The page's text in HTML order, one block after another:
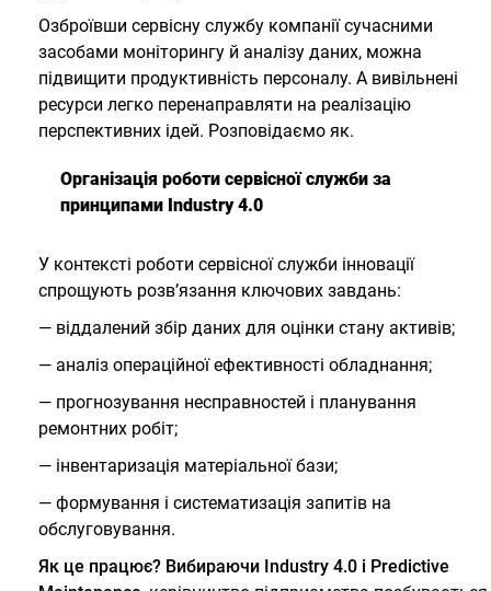
Озброївши сервісну службу компанії сучасними
засобами моніторингу й аналізу даних, можна
підвищити продуктивність персоналу. А вивільнені
ресурси легко перенаправляти на реалізацію
перспективних ідей. Розповідаємо як.
Організація роботи сервісної служби за
принципами Industry 4.0
У контексті роботи сервісної служби інновації
спрощують розв’язання ключових завдань:
— віддалений збір даних для оцінки стану активів;
— аналіз операційної ефективності обладнання;
— прогнозування несправностей і планування
ремонтних робіт;
— інвентаризація матеріальної бази;
— формування і систематизація запитів на
обслуговування.
Як це працює? Вибираючи Industry 4.0 і Predictive